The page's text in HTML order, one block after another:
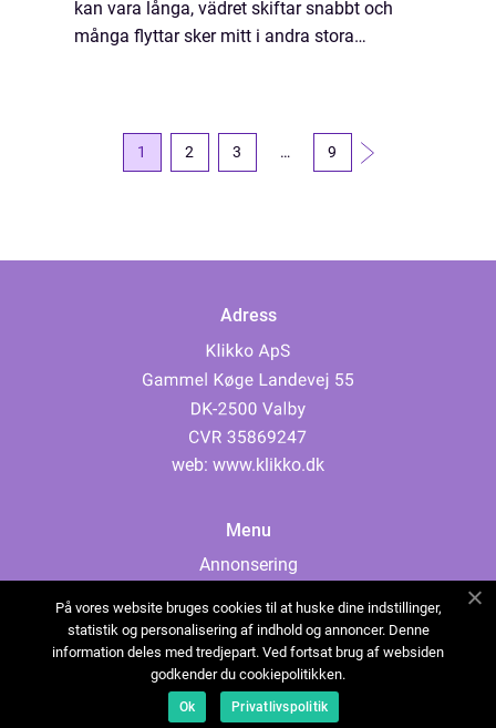
kan vara långa, vädret skiftar snabbt och
många flyttar sker mitt i andra stora
1 2 3 … 9
Adress
web: www.klikko.dk
Menu
Annonsering
Cookies
Kontakta oss
Sitemap
På vores website bruges cookies til at huske dine indstillinger,
statistik og personalisering af indhold og annoncer. Denne
information deles med tredjepart. Ved fortsat brug af websiden
godkender du cookiepolitikken.
Ok Privatlivspolitik